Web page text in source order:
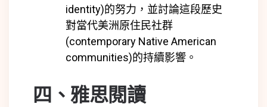
identity)的努力，並討論這段歷史
對當代美洲原住民社群
(contemporary Native American
communities)的持續影響。
四 、雅思閱讀